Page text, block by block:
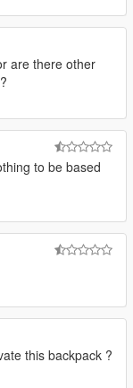
are there other
to be based
this backpack ?